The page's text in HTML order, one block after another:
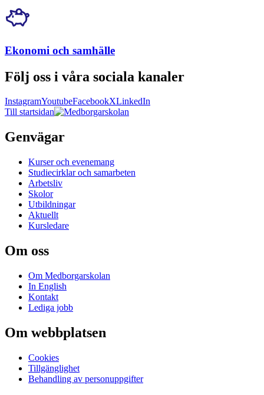
Ekonomi och samhälle
Följ oss i våra sociala kanaler
InstagramYoutubeFacebookXLinkedIn
Till startsidan
Genvägar
Kurser och evenemang
Studiecirklar och samarbeten
Arbetsliv
Skolor
Utbildningar
Aktuellt
Kursledare
Om oss
Om Medborgarskolan
In English
Kontakt
Lediga jobb
Om webbplatsen
Cookies
Tillgänglighet
Behandling av personuppgifter